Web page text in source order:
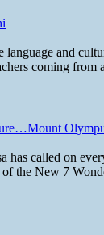
language and
coming from
has called on
the New 7